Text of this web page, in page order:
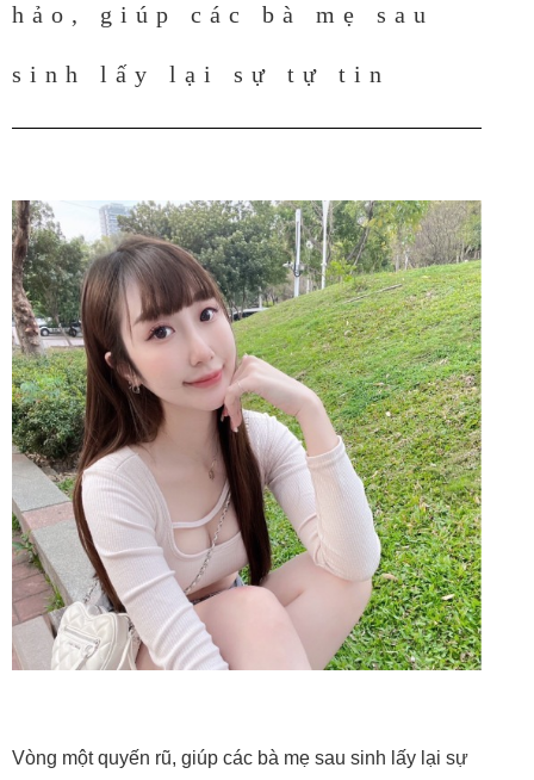
hảo, giúp các bà mẹ sau
sinh lấy lại sự tự tin
Vòng một quyến rũ, giúp các bà mẹ sau sinh lấy lại sự